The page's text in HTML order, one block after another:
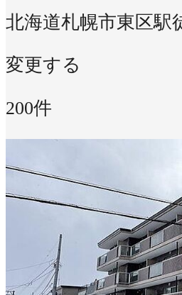
北海道札幌市東区駅
変更する
200件